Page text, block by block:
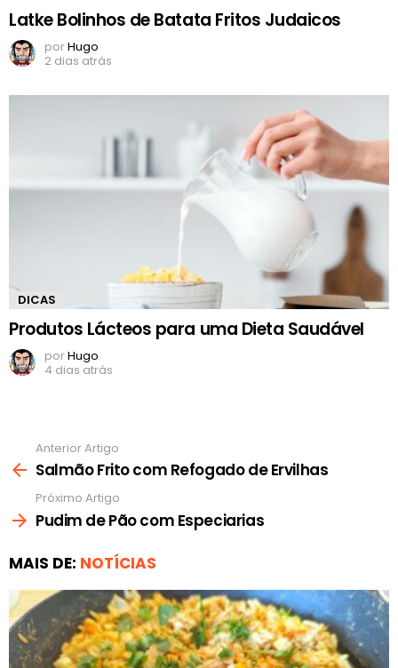
Latke Bolinhos de Batata Fritos Judaicos
porHugo
2 dias atrás
DICAS
Produtos Lácteos para uma Dieta Saudável
porHugo
4 dias atrás
mais
Anterior Artigo
Salmão Frito com Refogado de Ervilhas
Próximo Artigo
Pudim de Pão com Especiarias
MAIS DE: NOTÍCIAS